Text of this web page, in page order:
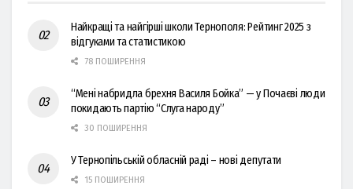
Найкращі та найгірші школи Тернополя: Рейтинг 2025 з
відгуками та статистикою
78 ПОШИРЕННЯ
“Мені набридла брехня Василя Бойка” — у Почаєві люди
покидають партію “Слуга народу”
30 ПОШИРЕННЯ
У Тернопільській обласній раді – нові депутати
15 ПОШИРЕННЯ